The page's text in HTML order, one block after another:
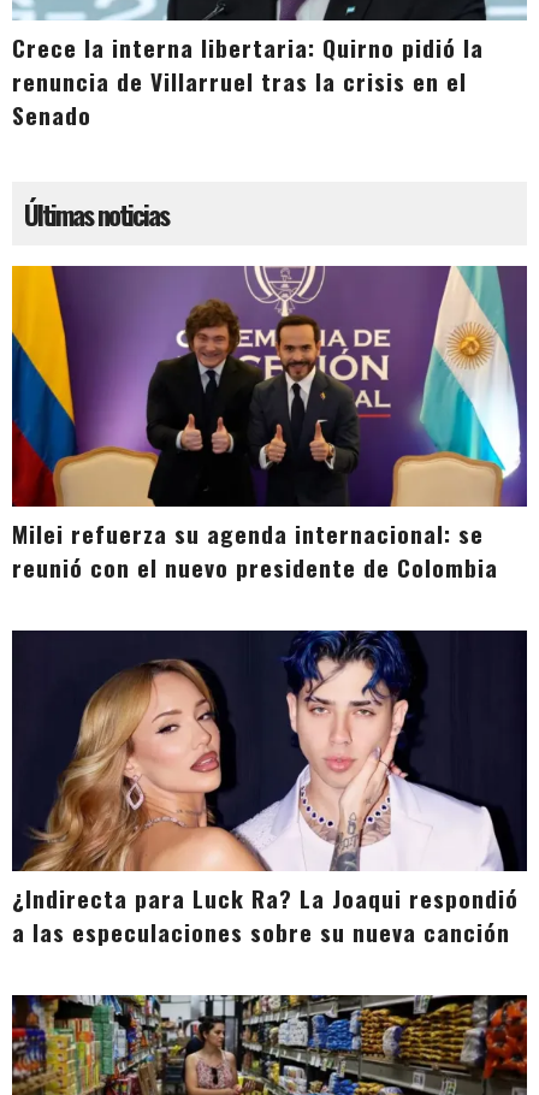
Crece la interna libertaria: Quirno pidió la
renuncia de Villarruel tras la crisis en el
Senado
Últimas noticias
Milei refuerza su agenda internacional: se
reunió con el nuevo presidente de Colombia
¿Indirecta para Luck Ra? La Joaqui respondió
a las especulaciones sobre su nueva canción